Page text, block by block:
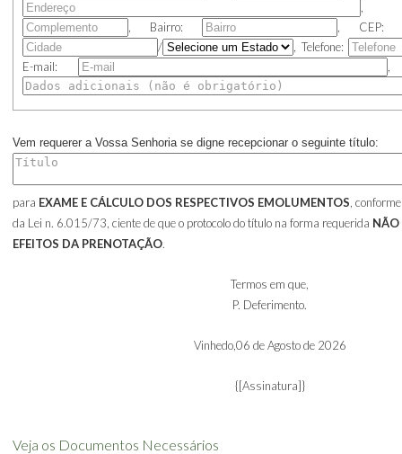
, Bairro:
,
/
, Telefone:
E-mail:
Vem requerer a Vossa Senhoria se digne recepcionar o seguinte título:
para EXAME E CÁLCULO DOS RESPECTIVOS EMOLUMENTOS ,
da Lei n. 6.015/73, ciente de que o protocolo do título na forma requerida NÃO
EFEITOS DA PRENOTAÇÃO.
Termos em que,
P. Deferimento.
Vinhedo,06 de Agosto de 2026
{[Assinatura]}
Veja os Documentos Necessários